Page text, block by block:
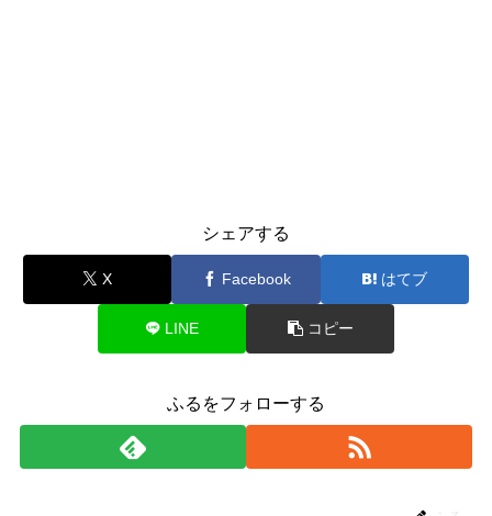
シェアする
X Facebook はてブ
LINE コピー
ふるをフォローする